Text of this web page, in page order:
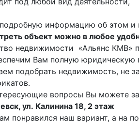
информацию об этом и
объект можно в любое
недвижимости «Альянс КМВ»
Вам полную юридическую
подобрать недвижимость, не
вопросы Вы можете
ул. Калинина 18, 2 этаж
понравился наш вариант, а на